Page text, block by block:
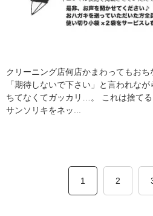
クリーニング店何店かまわってもおち
「期待しないで下さい」と言われな
ちてなくてガッカリ…。 これは捨て
サンソリキをネッ...
1 2